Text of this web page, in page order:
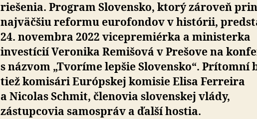
riešenia. Program Slovensko, ktorý zároveň
najväčšiu reformu eurofondov v histórii,
24. novembra 2022 vicepremiérka a ministerka
investícií Veronika Remišová v Prešove na
s názvom „Tvoríme lepšie Slovensko“. Prítomní
tiež komisári Európskej komisie Elisa Ferreira
a Nicolas Schmit, členovia slovenskej vlády,
zástupcovia samospráv a ďalší hostia.